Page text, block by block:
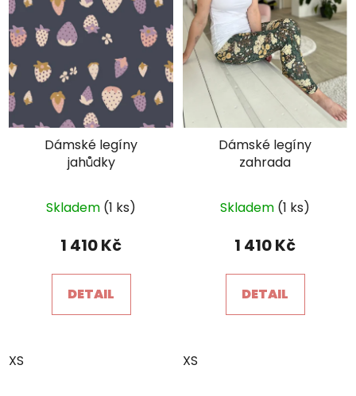
Dámské legíny
jahůdky
hodnocení
produktu
5,0
z
Skladem (1 ks)
1 410 Kč
DETAIL
XS
Dámské legíny
zahrada
Skladem (1 ks)
1 410 Kč
DETAIL
XS